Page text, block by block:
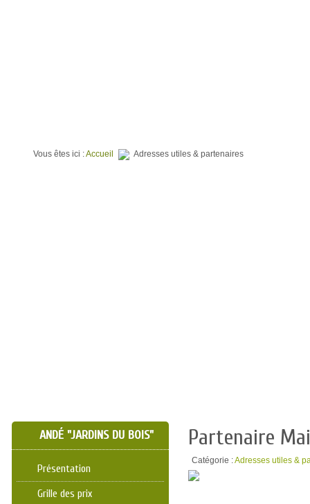
Vous êtes ici :Accueil Adresses utiles & partenaires
Partenaire
Catégorie :Adresses utiles &
ANDÉ "JARDINS DU BOIS"
Présentation
Grille des prix